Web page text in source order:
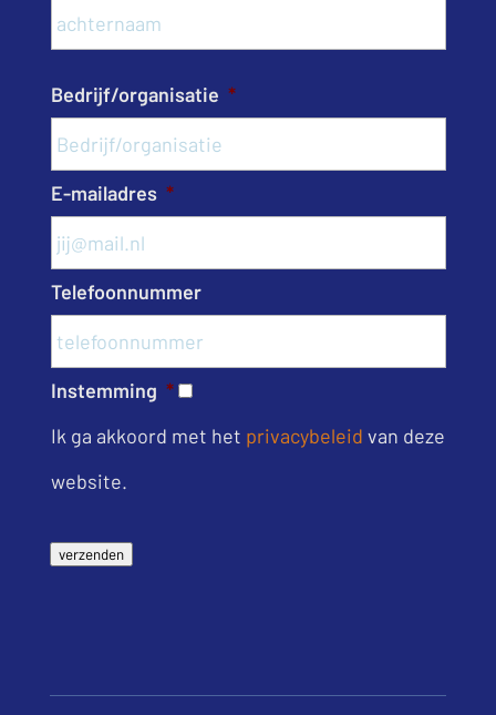
Bedrijf/organisatie *
E-mailadres *
Telefoonnummer
Instemming *
Ik ga akkoord met het privacybeleid van deze
website.
verzenden